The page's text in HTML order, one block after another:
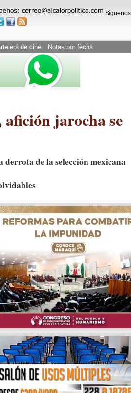
Síguenos
de cine Notas por fecha
jarocha se
de la selección mexicana